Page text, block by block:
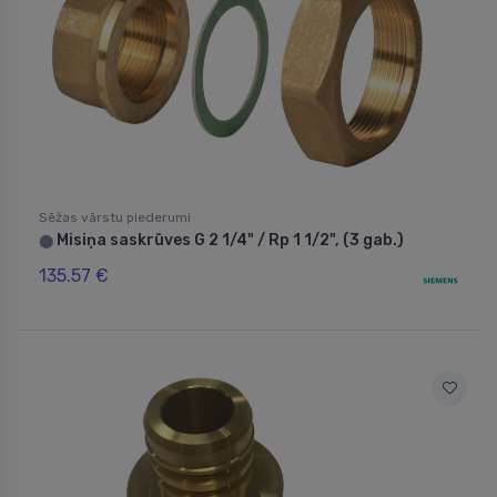
Sēžas vārstu piederumi
⬤ Misiņa saskrūves G 2 1/4" / Rp 1 1/2", (3 gab.)
135.57 €